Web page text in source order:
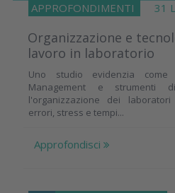
APPROFONDIMENTI 31
Organizzazione e
lavoro in laboratorio
Uno studio evidenzia come
Management e strumenti
l'organizzazione dei laboratori
errori, stress e tempi...
Approfondisci